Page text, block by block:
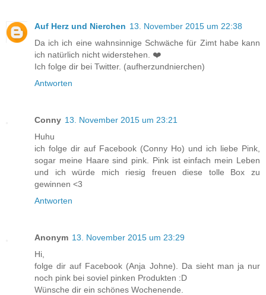
Auf Herz und Nierchen 13. November 2015 um 22:38
Da ich ich eine wahnsinnige Schwäche für Zimt habe kann
ich natürlich nicht widerstehen. ❤️
Ich folge dir bei Twitter. (aufherzundnierchen)
Antworten
Conny 13. November 2015 um 23:21
Huhu
ich folge dir auf Facebook (Conny Ho) und ich liebe Pink,
sogar meine Haare sind pink. Pink ist einfach mein Leben
und ich würde mich riesig freuen diese tolle Box zu
gewinnen <3
Antworten
Anonym 13. November 2015 um 23:29
Hi,
folge dir auf Facebook (Anja Johne). Da sieht man ja nur
noch pink bei soviel pinken Produkten :D
Wünsche dir ein schönes Wochenende.